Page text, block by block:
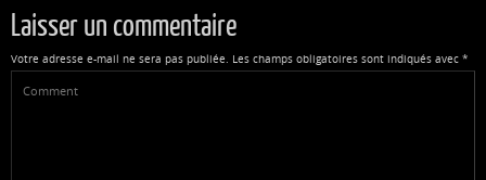
Laisser un commentaire
Votre adresse e-mail ne sera pas publiée. Les champs obligatoires sont indiqués avec *